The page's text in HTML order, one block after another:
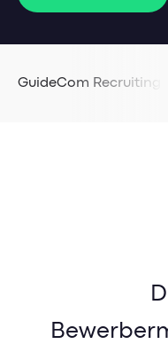
GuideCom Recruiting